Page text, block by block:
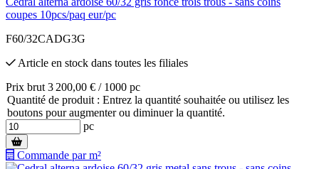
coupes 10pcs/paq eur/pc
F60/32CADG3G
Article en stock dans toutes les filiales
Prix brut 3 200,00 € / 1000 pc
Quantité de produit : Entrez la quantité souhaitée ou utilisez les
boutons pour augmenter ou diminuer la quantité.
pc
Commande par m²